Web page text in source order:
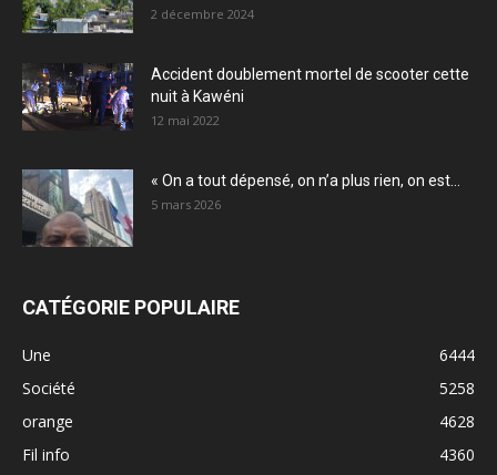
2 décembre 2024
Accident doublement mortel de scooter cette
nuit à Kawéni
12 mai 2022
« On a tout dépensé, on n’a plus rien, on est...
5 mars 2026
CATÉGORIE POPULAIRE
Une
6444
Société
5258
orange
4628
Fil info
4360